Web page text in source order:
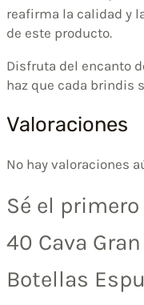
reafirma la calidad y
de este producto.
Disfruta del encanto
haz que cada brindis
Valoraciones
No hay valoraciones
Sé el
40 Cava
Botellas